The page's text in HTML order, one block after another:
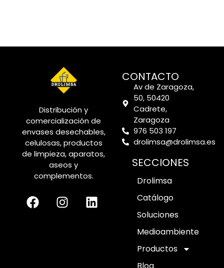
Distribución y
comercialización de
envases desechables,
celulosas, productos
de limpieza, aparatos,
aseos y
complementos.
CONTACTO
Av de Zaragoza,
50, 50420
Cadrete,
Zaragoza
976 503 197
drolimsa@drolimsa.es
SECCIONES
Drolimsa
Catálogo
Soluciones
Medioambiente
Productos
Blog